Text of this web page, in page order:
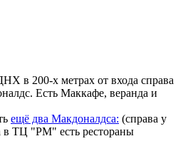
в 200-х метрах от входа справа
Есть Маккафе, веранда и
ещё два Макдоналдса: (справа у
в ТЦ "РМ" есть рестораны